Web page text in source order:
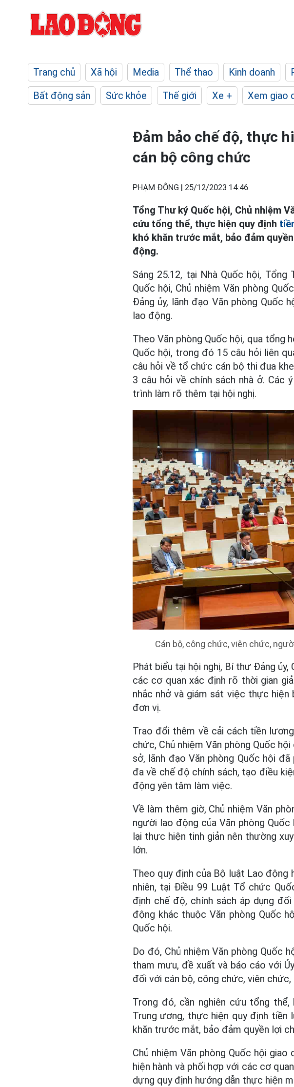
Trang chủ Xã hội Media Thể thao Kinh doanh
Bất động sản
Sức khỏe Thế giới Xe + Xem giao
Đảm bảo chế độ, thực
cán bộ công chức
PHẠM ĐÔNG | 25/12/2023 14:46
Tổng Thư ký Quốc hội, Chủ nhiệm
cứu tổng thể, thực hiện quy định
khó khăn trước mắt, bảo đảm
động.
Sáng 25.12, tại Nhà Quốc hội,
Quốc hội, Chủ nhiệm Văn phòng
Đảng ủy, lãnh đạo Văn phòng Quốc
lao động.
Theo Văn phòng Quốc hội, qua tổng
Quốc hội, trong đó 15 câu hỏi liên
câu hỏi về tổ chức cán bộ thi đua
3 câu hỏi về chính sách nhà ở.
trình làm rõ thêm tại hội nghị.
Cán bộ, công chức, viên chức,
Phát biểu tại hội nghị, Bí thư Đảng ủy,
các cơ quan xác định rõ thời gian
nhắc nhở và giám sát việc thực hiện
đơn vị.
Trao đổi thêm về cải cách tiền
chức, Chủ nhiệm Văn phòng Quốc
sở, lãnh đạo Văn phòng Quốc hội
đa về chế độ chính sách, tạo điều
động yên tâm làm việc.
Về làm thêm giờ, Chủ nhiệm Văn
người lao động của Văn phòng
lại thực hiện tinh giản nên thường
lớn.
Theo quy định của Bộ luật Lao động
nhiên, tại Điều 99 Luật Tổ chức
định chế độ, chính sách áp dụng
động khác thuộc Văn phòng Quốc
Quốc hội.
Do đó, Chủ nhiệm Văn phòng Quốc
tham mưu, đề xuất và báo cáo với
đối với cán bộ, công chức, viên
Trong đó, cần nghiên cứu tổng
Trung ương, thực hiện quy định tiền
khăn trước mắt, bảo đảm quyền lợi
Chủ nhiệm Văn phòng Quốc hội
hiện hành và phối hợp với các cơ
dựng quy định hướng dẫn thực hiện